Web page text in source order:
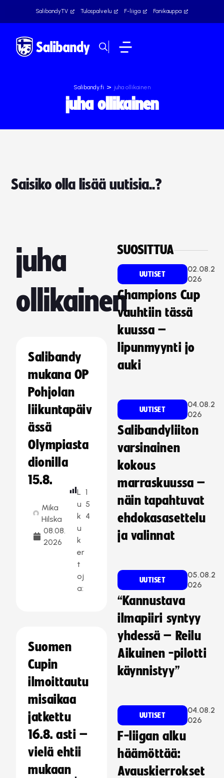
SalibandyTV Tulospalvelu F-liiga Fanikauppa
Salibandy.fi > juha ollikainen
juha ollikainen
Saisiko olla lisää uutisia..?
juha
ollikainen
Salibandy
mukana OP
Pohjolan
liikuntapäiv
ässä
Olympiasta
dionilla
15.8.
Mika
Hilska
08.08.
2026
L
u
k
u
k
er
t
oj
a:
1
5
4
Suomen
Cupin
ilmoittautu
misaikaa
jatkettu
16.8. asti –
vielä ehtii
mukaan
SUOSITTUA
UUTISET
02.08.2
026
Champions Cup
vauhtiin tässä
kuussa –
lipunmyynti jo
auki
UUTISET
04.08.2
026
Salibandyliiton
varsinainen
kokous
marraskuussa –
näin tapahtuvat
ehdokasasettelu
ja valinnat
UUTISET
05.08.2
026
“Kannustava
ilmapiiri syntyy
yhdessä – Reilu
Aikuinen -pilotti
käynnistyy”
UUTISET
04.08.2
026
F-liigan alku
häämöttää:
Avauskierrokset